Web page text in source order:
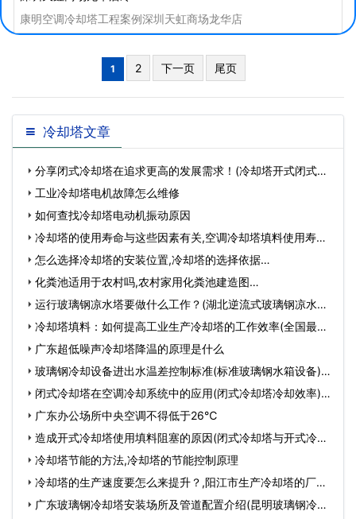
康明空调冷却塔工程案例深圳天虹商场龙华店
1 2 下一页 尾页
冷却塔文章
分享闭式冷却塔在追求更高的发展需求！(冷却塔开式闭式成
本对…
工业冷却塔电机故障怎么维修
如何查找冷却塔电动机振动原因
冷却塔的使用寿命与这些因素有关,空调冷却塔填料使用寿
命…怎么选择冷却塔的安装位置,冷却塔的选择依据…
化粪池适用于农村吗,农村家用化粪池建造图…
运行玻璃钢凉水塔要做什么工作？(湖北逆流式玻璃钢凉水塔
厂家…
冷却塔填料：如何提高工业生产冷却塔的工作效率(全国最大
的冷…
广东超低噪声冷却塔​降温的原理是什么
玻璃钢冷却设备进出水温差控制标准(标准玻璃钢水箱设备)…
闭式冷却塔在空调冷却系统中的应用(闭式冷却塔冷却效率)…
广东办公场所中央空调不得低于26℃
造成开式冷却塔使用填料阻塞的原因(闭式冷却塔与开式冷却
塔…冷却塔节能的方法,冷却塔的节能控制原理
冷却塔的生产速度要怎么来提升？,阳江市生产冷却塔的厂
家…广东玻璃钢冷却塔安装场所及管道配置介绍(昆明玻璃钢冷却